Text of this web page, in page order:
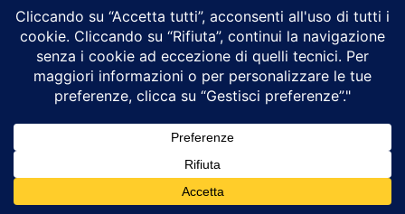
GPT-Red: l’IA di OpenAI che attacca
ChatGPT per renderlo più sicuro
OpenAI ha sviluppato un’intelligenza artificiale specializzata
nell’attaccare altri modelli di intelligenza artificiale. Si chiama GPT-Red
e il suo compito è individuare vulnerabilità, sperimentare nuove...